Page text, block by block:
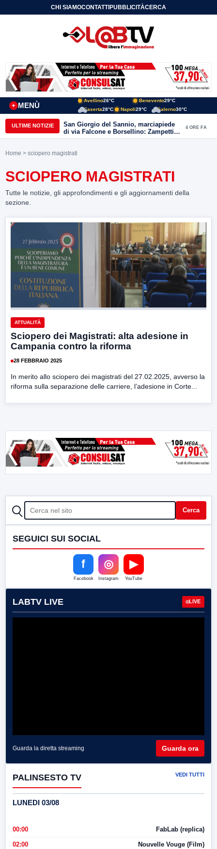
CHI SIAMOCONTATTIPUBBLICITÀCERCA
MENÙ
+
Avellino26°C Benevento29°C
Caserta28°C Napoli29°C Salerno30°C
ULTIME NOTIZIE
San Giorgio del Sannio, marciapiede
di via Falcone e Borsellino: Zampetti e
Lombardi replicano alle polemiche
4 ORE FA
Home > sciopero magistrati
SCIOPERO MAGISTRATI
Tutte le notizie, gli approfondimenti e gli aggiornamenti della
sezione.
ATTUALITÀ
Sciopero dei Magistrati: alta adesione in
Campania contro la riforma
28 FEBBRAIO 2025
In merito allo sciopero dei magistrati del 27.02.2025, avverso la
riforma sulla separazione delle carriere, l’adesione in Corte...
CERCA Cerca
SEGUICI SUI SOCIAL
f
Facebook
◎
Instagram
▶
YouTube
LABTV LIVE LIVE
Guarda la diretta streaming Guarda ora
PALINSESTO TV VEDI TUTTI
LUNEDI 03/08
00:00 FabLab (replica)
02:00 Nouvelle Vouge (Film)